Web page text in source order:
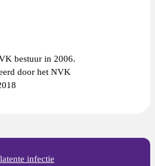
bestuur in 2006.
door het NVK
infectie